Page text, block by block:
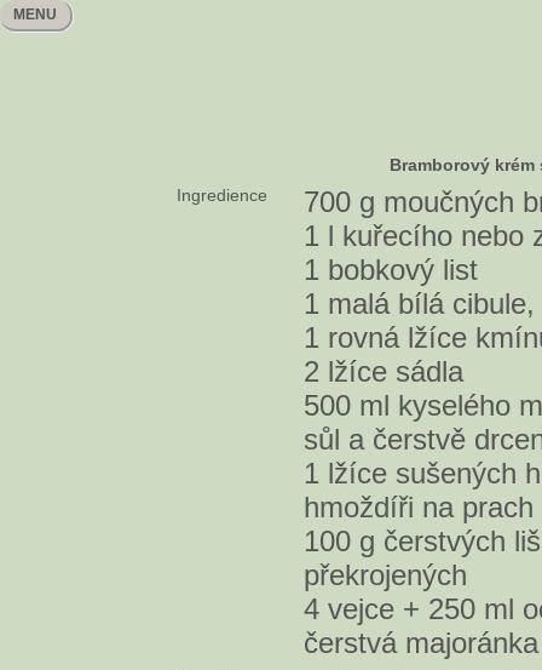
MENU
Bramborový
Ingredience
700 g moučných
1 l kuřecího nebo
1 bobkový list
1 malá bílá
1 rovná lžíce
2 lžíce sádla
500 ml kyselého
sůl a čerstvě
1 lžíce sušených
hmoždíři na prach
100 g čerstvých
překrojených
4 vejce + 250 ml
čerstvá